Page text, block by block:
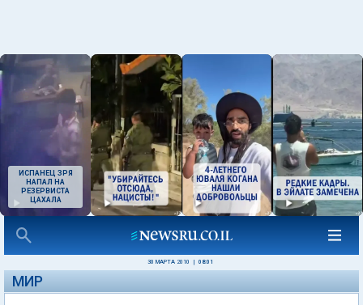
ИСПАНЕЦ ЗРЯ
НАПАЛ НА
РЕЗЕРВИСТА
ЦАХАЛА
30 МАРТА 2010 08:01
МИР